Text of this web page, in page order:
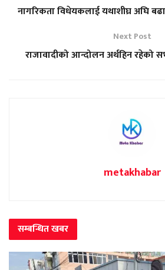
नागरिकता विधेयकलाई यथाशीघ्र अघि
Next Post
राजावादीको आन्दोलन अर्थहिन रहेको
metakhabar
सम्बन्धितखबर